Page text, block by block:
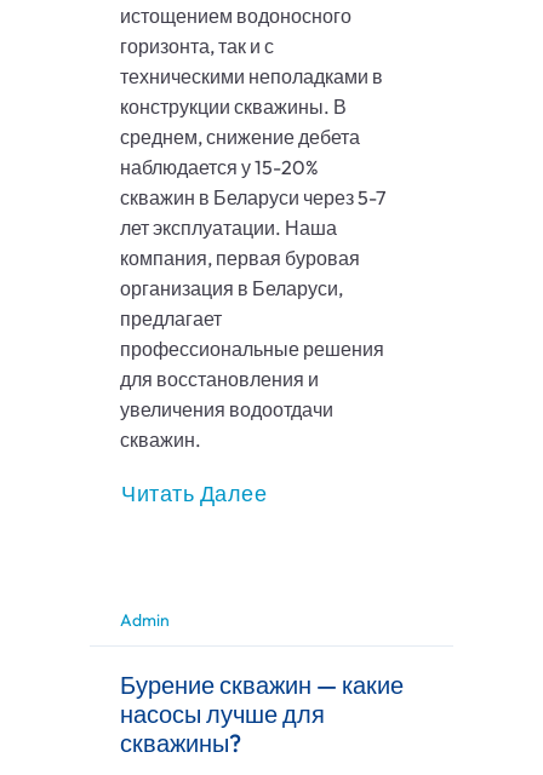
истощением водоносного
горизонта, так и с
техническими неполадками в
конструкции скважины. В
среднем, снижение дебета
наблюдается у 15-20%
скважин в Беларуси через 5-7
лет эксплуатации. Наша
компания, первая буровая
организация в Беларуси,
предлагает
профессиональные решения
для восстановления и
увеличения водоотдачи
скважин.
Читать Далее
Admin
Бурение скважин — какие
насосы лучше для
скважины?